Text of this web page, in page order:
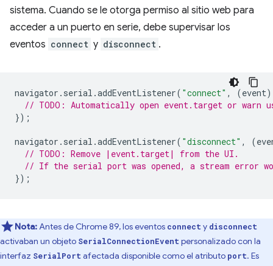
sistema. Cuando se le otorga permiso al sitio web para
acceder a un puerto en serie, debe supervisar los
eventos connect y disconnect .
navigator . serial .addEventListener( "connect" , (event)
// TODO: Automatically open event.target or
});
navigator . serial .addEventListener( "disconnect" , (
// TODO: Remove |event.target| from the UI.
// If the serial port was opened, a stream error
});
Nota:Antes de Chrome 89, los eventos connect y disconnect
activaban un objeto SerialConnectionEvent personalizado con la
interfaz SerialPort afectada disponible como el atributo port. Es